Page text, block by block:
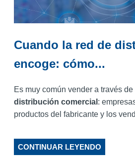
Cuando la red de
encoge: cómo...
Es muy común vender a través de
distribución comercial :
productos del fabricante y los
CONTINUAR LEYENDO